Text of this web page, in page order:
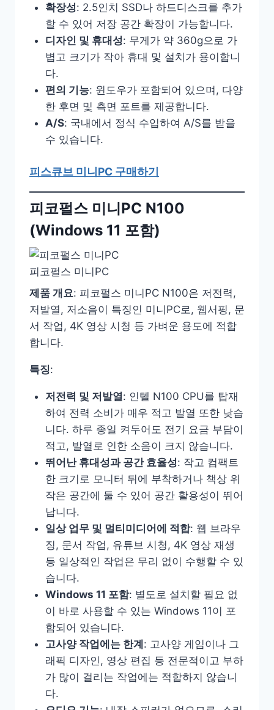
확장성: 2.5인치 SSD나 하드디스크를 추가
할 수 있어 저장 공간 확장이 가능합니다.
디자인 및 휴대성: 무게가 약 360g으로 가
볍고 크기가 작아 휴대 및 설치가 용이합니
다.
편의 기능: 윈도우가 포함되어 있으며, 다양
한 후면 및 측면 포트를 제공합니다.
A/S: 국내에서 정식 수입하여 A/S를 받을
수 있습니다.
피스큐브 미니PC 구매하기
피코펄스 미니PC N100
(Windows 11 포함)
피코펄스 미니PC
제품 개요: 피코펄스 미니PC N100은 저전력,
저발열, 저소음이 특징인 미니PC로, 웹서핑, 문
서 작업, 4K 영상 시청 등 가벼운 용도에 적합
합니다.
특징:
저전력 및 저발열: 인텔 N100 CPU를 탑재
하여 전력 소비가 매우 적고 발열 또한 낮습
니다. 하루 종일 켜두어도 전기 요금 부담이
적고, 발열로 인한 소음이 크지 않습니다.
뛰어난 휴대성과 공간 효율성: 작고 컴팩트
한 크기로 모니터 뒤에 부착하거나 책상 위
작은 공간에 둘 수 있어 공간 활용성이 뛰어
납니다.
일상 업무 및 멀티미디어에 적합: 웹 브라우
징, 문서 작업, 유튜브 시청, 4K 영상 재생
등 일상적인 작업은 무리 없이 수행할 수 있
습니다.
Windows 11 포함: 별도로 설치할 필요 없
이 바로 사용할 수 있는 Windows 11이 포
함되어 있습니다.
고사양 작업에는 한계 : 고사양 게임이나 그
래픽 디자인, 영상 편집 등 전문적이고 부하
가 많이 걸리는 작업에는 적합하지 않습니
다.